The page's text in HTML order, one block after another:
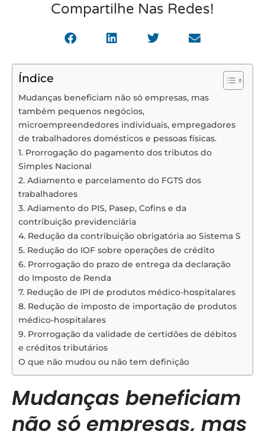
Compartilhe Nas Redes!
Índice
Mudanças beneficiam não só empresas, mas
também pequenos negócios,
microempreendedores individuais, empregadores
de trabalhadores domésticos e pessoas físicas.
1. Prorrogação do pagamento dos tributos do
Simples Nacional
2. Adiamento e parcelamento do FGTS dos
trabalhadores
3. Adiamento do PIS, Pasep, Cofins e da
contribuição previdenciária
4. Redução da contribuição obrigatória ao Sistema S
5. Redução do IOF sobre operações de crédito
6. Prorrogação do prazo de entrega da declaração
do Imposto de Renda
7. Redução de IPI de produtos médico-hospitalares
8. Redução de imposto de importação de produtos
médico-hospitalares
9. Prorrogação da validade de certidões de débitos
e créditos tributários
O que não mudou ou não tem definição
Mudanças beneficiam
não só empresas, mas